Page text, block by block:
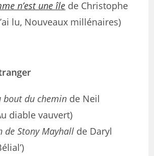
n’est une île de Christophe
lu, Nouveaux millénaires)
bout du chemin de Neil
diable vauvert)
de Stony Mayhall de Daryl